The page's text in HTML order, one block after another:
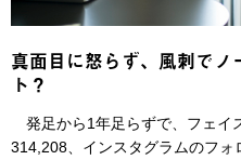
真面目に怒らず、風刺で
ト？
発足から1年足らずで、フェイ
314,208、インスタグラムのフ